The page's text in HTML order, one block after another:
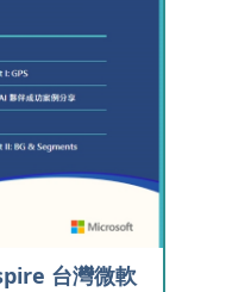
台灣微軟